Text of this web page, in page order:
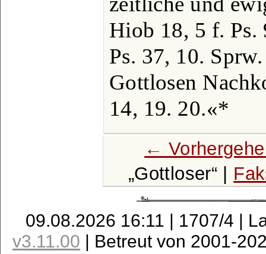
Hiob 18, 5 f. Ps.
Ps. 37, 10.
Gottlosen
14, 19. 20.«*
←
Gottloser
09.08.2026 16:11 | 1707/4 |
v3.11.00 | Betreut von 2001-